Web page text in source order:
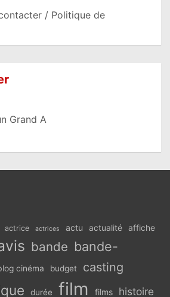
/ Politique de
Grand A
actrice actrices actu actualité affiche
bande bande-
cinéma budget casting
durée film films histoire